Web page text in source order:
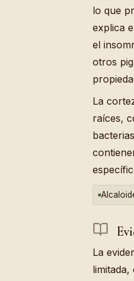
lo que
explica
el
otros
La
raíces,
La